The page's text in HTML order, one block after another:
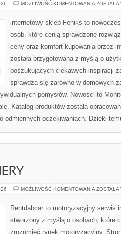
MOŻLIWOŚĆ KOMENTOWANIA NOWE
ZOSTAŁA
internetowy sklep Feniks to
osób, które cenią sprawdzone
ceny oraz komfort kupowania przez
została przygotowana z myślą o
poszukujących ciekawych inspiracji
sprawdzą się zarówno w domowych
pomysłów. Nowości to
Katalog produktów została
odmiennych oczekiwaniach. Dzięki
MOŻLIWOŚĆ KOMENTOWANIA NOWOŚCI
ZOSTAŁA
Rentdabcar to motoryzacyjny serwis
stworzony z myślą o osobach, które
zrozumieć rynek motoryzacyjny.